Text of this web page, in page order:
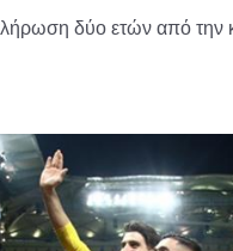
δύο ετών από την